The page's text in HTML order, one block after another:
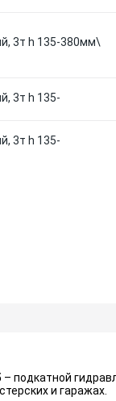
3т h 135-380мм\
3т h 135-
3т h 135-
– подкатной
и гаражах.